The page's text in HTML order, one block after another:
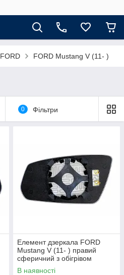
FORD FORD Mustang V (11- )
0 Фільтри
Елемент дзеркала FORD
Mustang V (11- ) правий
сферичний з обігрівом
В наявності